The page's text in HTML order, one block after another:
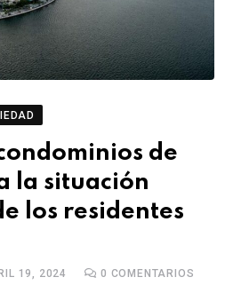
de
la situación
los residentes
19, 2024 0 COMENTARIOS